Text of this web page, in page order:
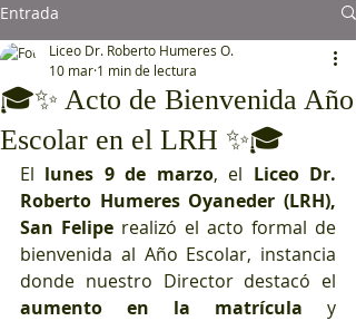
Entrada
🎓✨ Acto de Bienvenida Año
Escolar en el LRH ✨🎓
Liceo Dr. Roberto Humeres O.
10 mar 1 min de lectura
El lunes 9 de marzo, el Liceo Dr.
Roberto Humeres Oyaneder (LRH),
San Felipe realizó el acto formal de
bienvenida al Año Escolar, instancia
aumento en la matrícula y